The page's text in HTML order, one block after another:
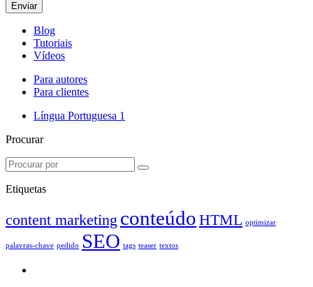
Blog
Tutoriais
Vídeos
Para autores
Para clientes
Língua Portuguesa 1
Procurar
Etiquetas
content marketing conteúdo HTML optimizar
palavras-chave pedido SEO tags teaser textos